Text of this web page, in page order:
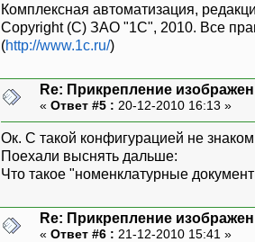
Комплексная автоматизация,
Copyright (С) ЗАО "1C", 2010. Все
(http://www.1c.ru/)
Re: Прикрепление
« Ответ #5 : 20-12-2010 16:13 »
Ок. С такой конфигурацией не
Поехали выснять дальше:
Что такое "номенклатурные
Re: Прикрепление
« Ответ #6 : 21-12-2010 15:41 »